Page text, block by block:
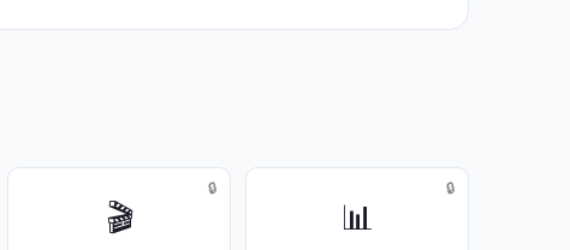
🎬
🔒
📊
🔒